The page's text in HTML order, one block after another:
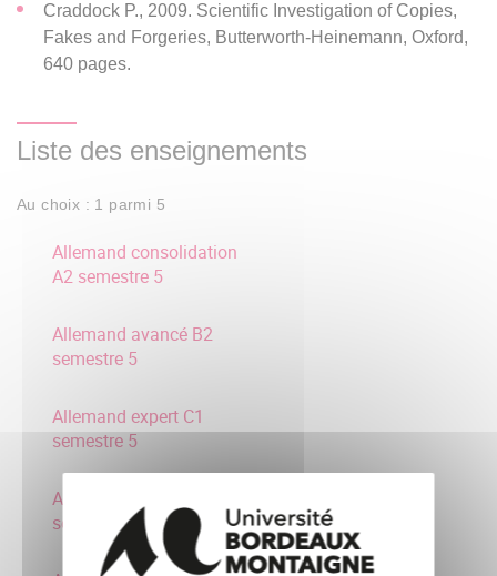
Craddock P., 2009. Scientific Investigation of Copies,
Fakes and Forgeries, Butterworth-Heinemann, Oxford,
640 pages.
Liste des enseignements
Au choix : 1 parmi 5
Allemand consolidation
A2 semestre 5
Allemand avancé B2
semestre 5
Allemand expert C1
semestre 5
Allemand débutant A1
semestre 5